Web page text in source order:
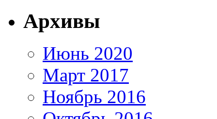
Архивы
Июнь 2020
Март 2017
Ноябрь 2016